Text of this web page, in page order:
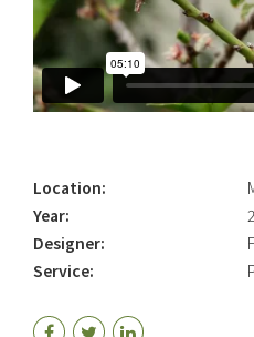
Location:
Year:
Designer:
Service: